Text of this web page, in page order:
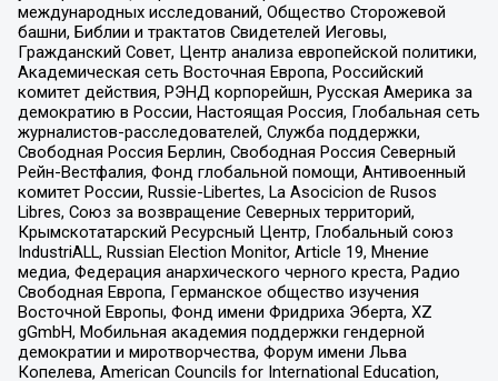
международных исследований, Общество Сторожевой
башни, Библии и трактатов Свидетелей Иеговы,
Гражданский Совет, Центр анализа европейской политики,
Академическая сеть Восточная Европа, Российский
комитет действия, РЭНД корпорейшн, Русская Америка за
демократию в России, Настоящая Россия, Глобальная сеть
журналистов-расследователей, Служба поддержки,
Свободная Россия Берлин, Свободная Россия Северный
Рейн-Вестфалия, Фонд глобальной помощи, Антивоенный
комитет России, Russie-Libertes, La Asocicion de Rusos
Libres, Союз за возвращение Северных территорий,
Крымскотатарский Ресурсный Центр, Глобальный союз
IndustriALL, Russian Election Monitor, Article 19, Мнение
медиа, Федерация анархического черного креста, Радио
Свободная Европа, Германское общество изучения
Восточной Европы, Фонд имени Фридриха Эберта, XZ
gGmbH, Мобильная академия поддержки гендерной
демократии и миротворчества, Форум имени Льва
Копелева, American Councils for International Education,